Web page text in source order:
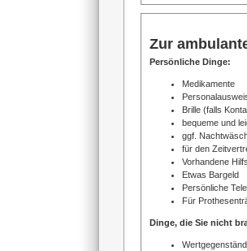
Zur
Persönliche Dinge:
Medikamente
Brille (falls
bequeme und
ggf.
für den
Vorhandene
Etwas Bargeld
Persönliche
Für
Dinge, die Sie nicht